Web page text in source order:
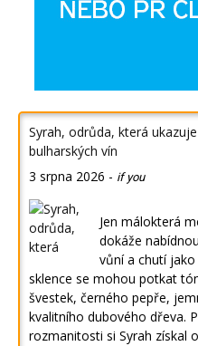
Syrah, odrůda, která
bulharských vín
3 srpna 2026 - if you
Jen málokterá
dokáže
vůní a chutí jako
sklence se mohou potkat
švestek, černého pepře,
kvalitního dubového dřeva.
rozmanitosti si Syrah získal